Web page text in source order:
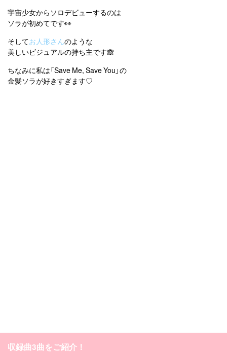
宇宙少女からソロデビューするのは
ソラが初めてです👀
そしてお人形さんのような
美しいビジュアルの持ち主です🙈
ちなみに私は「Save Me, Save You」の
金髪ソラが好きすぎます♡
収録曲3曲をご紹介！